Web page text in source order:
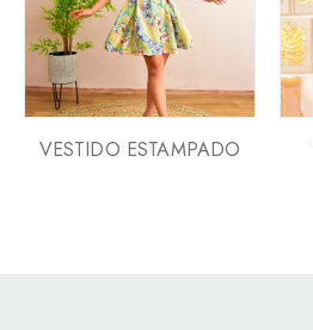
VESTIDO ESTAMPADO